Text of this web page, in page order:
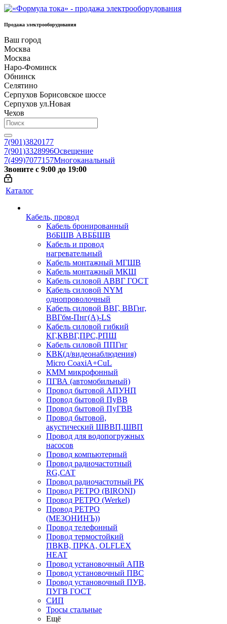
Продажа электрооборудования
Ваш город
Москва
Москва
Наро-Фоминск
Обнинск
Селятино
Серпухов Борисовское шоссе
Серпухов ул.Новая
Чехов
7(901)3820177
7(901)3328996Освещение
7(499)7077157Многоканальный
Звоните с 9:00 до 19:00
Каталог
Кабель, провод
Кабель бронированный
ВбБШВ АВББШВ
Кабель и провод
нагревательный
Кабель монтажный МГШВ
Кабель монтажный МКШ
Кабель силовой АВВГ ГОСТ
Кабель силовой NYM
однопроволочный
Кабель силовой ВВГ, ВВГнг,
ВВГбм-Пнг(А)-LS
Кабель силовой гибкий
КГ,КВВГ,ПРС,РПШ
Кабель силовой ППГнг
КВК(д/видеонаблюдения)
Micro CoaxiA+CuL
КММ микрофонный
ПГВА (автомобильный)
Провод бытовой АПУНП
Провод бытовой ПуВВ
Провод бытовой ПуГВВ
Провод бытовой,
акустический ШВВП,ШВП
Провод для водопогружных
насосов
Провод компьютерный
Провод радиочастотный
RG,САТ
Провод радиочастотный РК
Провод РЕТРО (BIRONI)
Провод РЕТРО (Werkel)
Провод РЕТРО
(МЕЗОНИНЪ))
Провод телефонный
Провод термостойкий
ПВКВ, ПРКА, OLFLEX
HEAT
Провод установочный АПВ
Провод установочный ПВС
Провод установочный ПУВ,
ПУГВ ГОСТ
СИП
Тросы стальные
Ещё